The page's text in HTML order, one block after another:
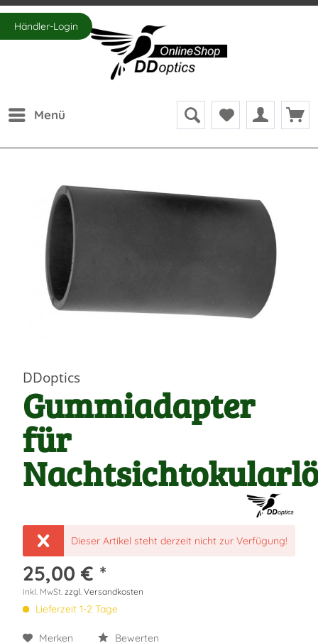
Händler-Login
Menü
DDoptics
Gummiadapter
für
Dieser Artikel steht derzeit nicht zur Verfügung!
25,00 € *
inkl. MwSt. zzgl. Versandkosten
Lieferzeit 1-2 Tage
Merken Bewerten